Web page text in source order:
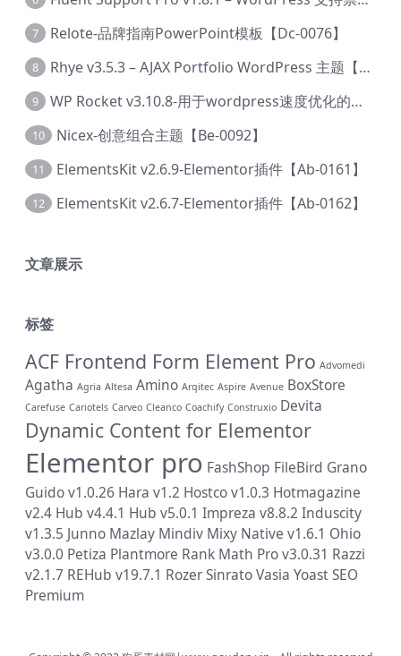
7 Relote-品牌指南PowerPoint模板【Dc-0076】
8 Rhye v3.5.3 – AJAX Portfolio WordPress 主题【Bi-0049】
9 WP Rocket v3.10.8-用于wordpress速度优化的缓存加速插件【Cd-0019】
10 Nicex-创意组合主题【Be-0092】
11 ElementsKit v2.6.9-Elementor插件【Ab-0161】
12 ElementsKit v2.6.7-Elementor插件【Ab-0162】
文章展示
标签
ACF Frontend Form Element Pro Advomedi
Agatha Agria Altesa Amino Arqitec Aspire Avenue BoxStore
Carefuse Cariotels Carveo Cleanco Coachify Construxio Devita
Dynamic Content for Elementor
Elementor pro FashShop FileBird Grano
Guido v1.0.26 Hara v1.2 Hostco v1.0.3 Hotmagazine
v2.4 Hub v4.4.1 Hub v5.0.1 Impreza v8.8.2 Induscity
v1.3.5 Junno Mazlay Mindiv Mixy Native v1.6.1 Ohio
v3.0.0 Petiza Plantmore Rank Math Pro v3.0.31 Razzi
v2.1.7 REHub v19.7.1 RozerSinratoVasia Yoast SEO
Premium